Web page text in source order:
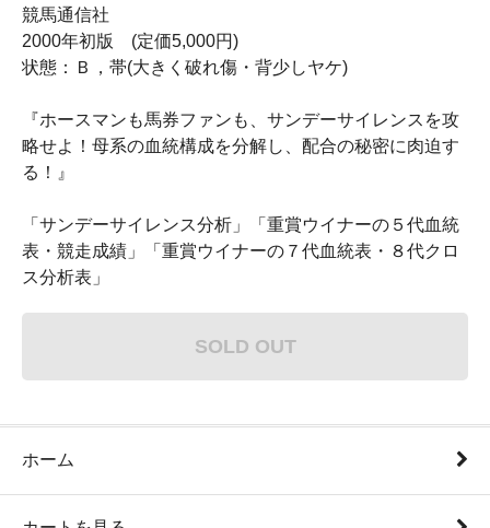
競馬通信社
2000年初版 (定価5,000円)
状態：Ｂ，帯(大きく破れ傷・背少しヤケ)
『ホースマンも馬券ファンも、サンデーサイレンスを攻
略せよ！母系の血統構成を分解し、配合の秘密に肉迫す
る！』
「サンデーサイレンス分析」「重賞ウイナーの５代血統
表・競走成績」「重賞ウイナーの７代血統表・８代クロ
ス分析表」
SOLD OUT
ホーム